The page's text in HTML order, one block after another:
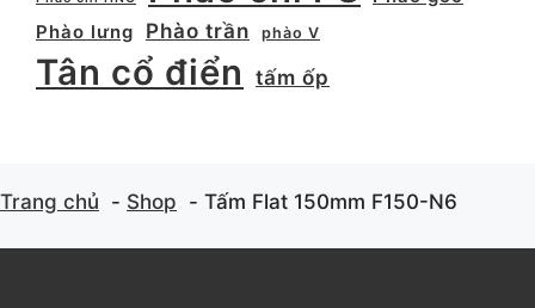
Phào lưng
Phào trần phào V
Tân cổ điển tấm ốp
Trang chủ Shop Tấm Flat 150mm F150-N6